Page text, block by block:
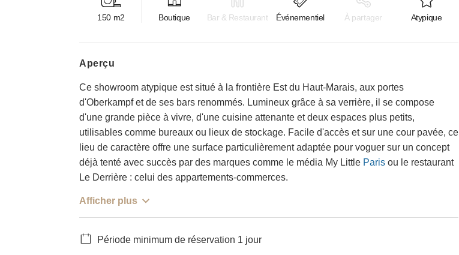
150 m2 Boutique Bar & Restaurant Événementiel À partager Atypique
aperçu
Ce showroom atypique est situé à la frontière Est du Haut-Marais, aux portes
d'Oberkampf et de ses bars renommés. Lumineux grâce à sa verrière, il se compose
d'une grande pièce à vivre, d'une cuisine attenante et deux espaces plus petits,
utilisables comme bureaux ou lieux de stockage. Facile d'accès et sur une cour pavée, ce
lieu de caractère offre une surface particulièrement adaptée pour voguer sur un concept
déjà tenté avec succès par des marques comme le média My Little Paris ou le restaurant
Le Derrière : celui des appartements-commerces.
Afficher plus
Période minimum de réservation 1 jour